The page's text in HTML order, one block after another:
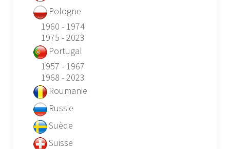
Pologne
1960 - 1974
1975 - 2023
Portugal
1957 - 1967
1968 - 2023
Roumanie
Russie
Suède
Suisse